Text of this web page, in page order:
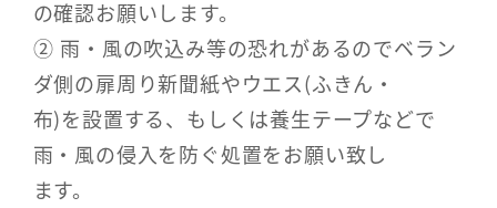
の確認お願いします。
② 雨・風の吹込み等の恐れがあるのでベラン
ダ側の扉周り新聞紙やウエス(ふきん・
布)を設置する、もしくは養生テープなどで
雨・風の侵入を防ぐ処置をお願い致し
ます。